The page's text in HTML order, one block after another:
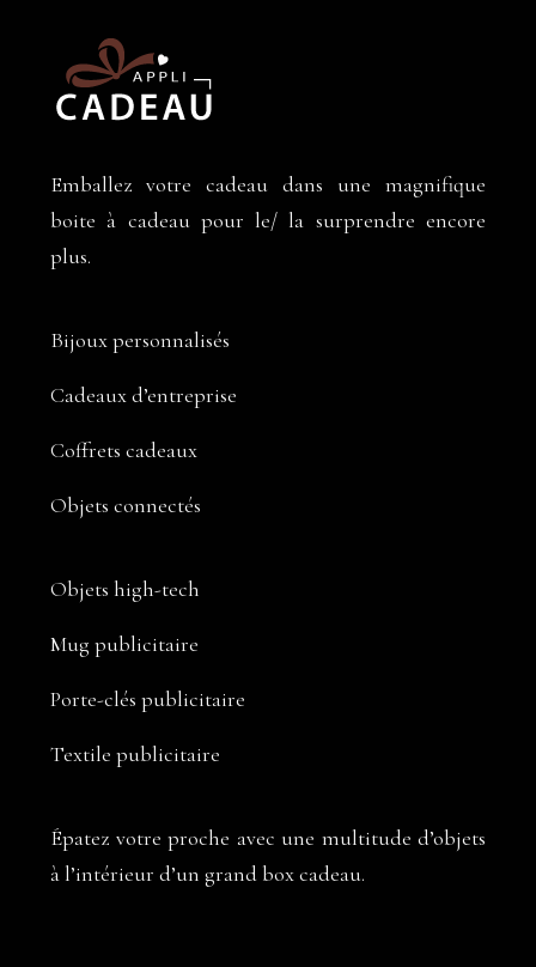
Emballez votre cadeau dans une magnifique
boite à cadeau pour le/ la surprendre encore
plus.
Bijoux personnalisés
Cadeaux d’entreprise
Coffrets cadeaux
Objets connectés
Objets high-tech
Mug publicitaire
Porte-clés publicitaire
Textile publicitaire
Épatez votre proche avec une multitude d’objets
à l’intérieur d’un grand box cadeau.